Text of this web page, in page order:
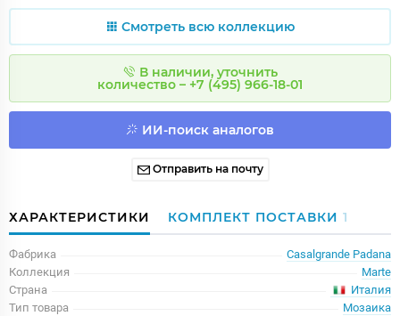
Смотреть всю коллекцию
В наличии, уточнить
количество – +7 (495) 966-18-01
ИИ-поиск аналогов
Отправить на почту
ХАРАКТЕРИСТИКИ КОМПЛЕКТ ПОСТАВКИ 1
Фабрика
Casalgrande Padana
Коллекция
Marte
Страна
Италия
Тип товара
Мозаика